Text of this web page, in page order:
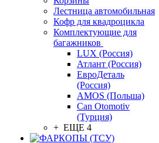
Лестница автомобильная
Кофр для квадроцикла
Комплектующие для
багажников
LUX (Россия)
Атлант (Россия)
ЕвроДеталь
(Россия)
AMOS (Польша)
Can Otomotiv
(Турция)
+ ЕЩЕ 4